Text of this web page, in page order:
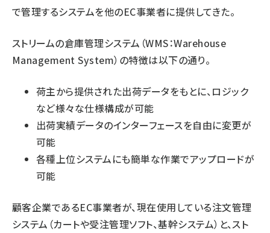
で管理するシステムを他のEC事業者に提供してきた。
ストリームの倉庫管理システム（WMS：Warehouse
Management System）の特徴は以下の通り。
荷主から提供された出荷データをもとに、ロジック
など様々な仕様構成が可能
出荷実績データのインターフェースを自由に変更が
可能
各種上位システムにも簡単な作業でアップロードが
可能
顧客企業であるEC事業者が、現在使用している注文管理
システム（カートや受注管理ソフト、基幹システム）と、スト